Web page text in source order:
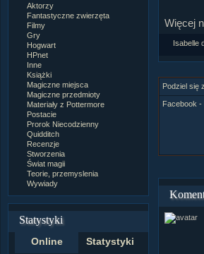
Aktorzy
Fantastyczne zwierzęta
Filmy
Gry
Hogwart
HPnet
Inne
Książki
Magiczne miejsca
Magiczne przedmioty
Materiały z Pottermore
Postacie
Prorok Niecodzienny
Quidditch
Recenzje
Stworzenia
Świat magii
Teorie, przemyslenia
Wywiady
Statystyki
Online Statystyki
Więcej
Isabelle
Podziel się
Facebook -